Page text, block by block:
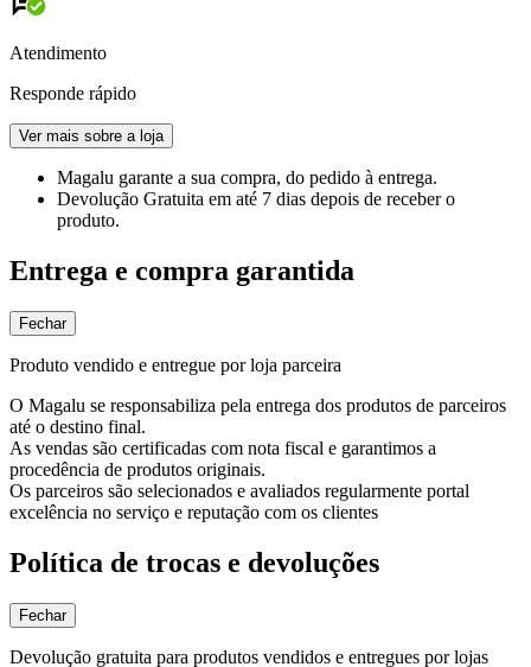
Atendimento
Responde rápido
Ver mais sobre a loja
Magalu garante a sua compra, do pedido à entrega.
Devolução Gratuita em até 7 dias depois de receber o
produto.
Entrega e compra garantida
Fechar
Produto vendido e entregue por loja parceira
O Magalu se responsabiliza pela entrega dos produtos de parceiros
até o destino final.
As vendas são certificadas com nota fiscal e garantimos a
procedência de produtos originais.
Os parceiros são selecionados e avaliados regularmente portal
excelência no serviço e reputação com os clientes
Política de trocas e devoluções
Fechar
Devolução gratuita para produtos vendidos e entregues por lojas